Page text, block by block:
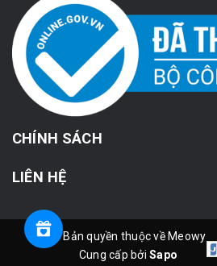
CHÍNH SÁCH
LIÊN HỆ
© Bản quyền thuộc về Meowy
Cung cấp bởiSapo